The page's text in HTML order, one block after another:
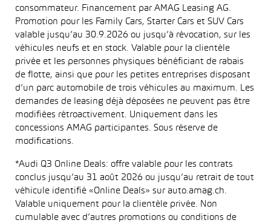
consommateur. Financement par AMAG Leasing AG.
Promotion pour les Family Cars, Starter Cars et SUV Cars
valable jusqu’au 30.9.2026 ou jusqu’à révocation, sur les
véhicules neufs et en stock. Valable pour la clientèle
privée et les personnes physiques bénéficiant de rabais
de flotte, ainsi que pour les petites entreprises disposant
d’un parc automobile de trois véhicules au maximum. Les
demandes de leasing déjà déposées ne peuvent pas être
modifiées rétroactivement. Uniquement dans les
concessions AMAG participantes. Sous réserve de
modifications.
*Audi Q3 Online Deals: offre valable pour les contrats
conclus jusqu’au 31 août 2026 ou jusqu’au retrait de tout
véhicule identifié «Online Deals» sur auto.amag.ch.
Valable uniquement pour la clientèle privée. Non
cumulable avec d’autres promotions ou conditions de